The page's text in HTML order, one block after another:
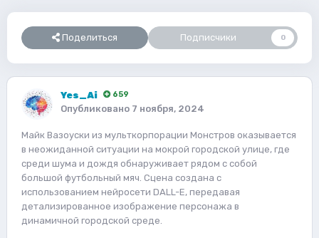
Поделиться Подписчики 0
Yes_Ai 659
Опубликовано 7 ноября, 2024
Майк Вазоуски из мульткорпорации Монстров оказывается
в неожиданной ситуации на мокрой городской улице, где
среди шума и дождя обнаруживает рядом с собой
большой футбольный мяч. Сцена создана с
использованием нейросети DALL-E, передавая
детализированное изображение персонажа в
динамичной городской среде.